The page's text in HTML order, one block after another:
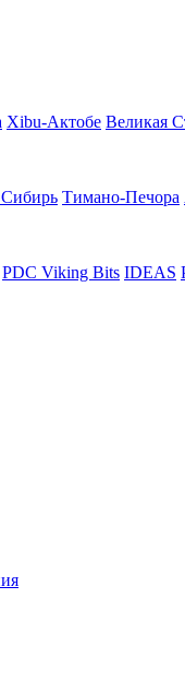
Xibu-Актобе Великая
Сибирь Тимано-Печора
PDC Viking Bits IDEAS